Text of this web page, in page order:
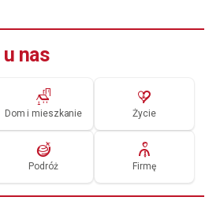
u nas
Dom i mieszkanie Życie
Podróż Firmę